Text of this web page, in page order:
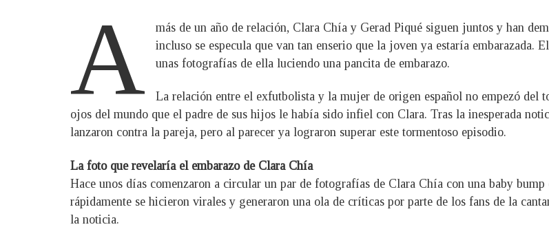
A
más de un año de relación, Clara Chía y Gerad Piqué siguen juntos y han
incluso se especula que van tan enserio que la joven ya estaría embarazada.
unas fotografías de ella luciendo una pancita de embarazo.
La relación entre el exfutbolista y la mujer de origen español no empezó del
ojos del mundo que el padre de sus hijos le había sido infiel con Clara. Tras la inesperada
lanzaron contra la pareja, pero al parecer ya lograron superar este tormentoso episodio.
La foto que revelaría el embarazo de Clara Chía
Hace unos días comenzaron a circular un par de fotografías de Clara Chía con una baby bump
rápidamente se hicieron virales y generaron una ola de críticas por parte de los fans de la
la noticia.